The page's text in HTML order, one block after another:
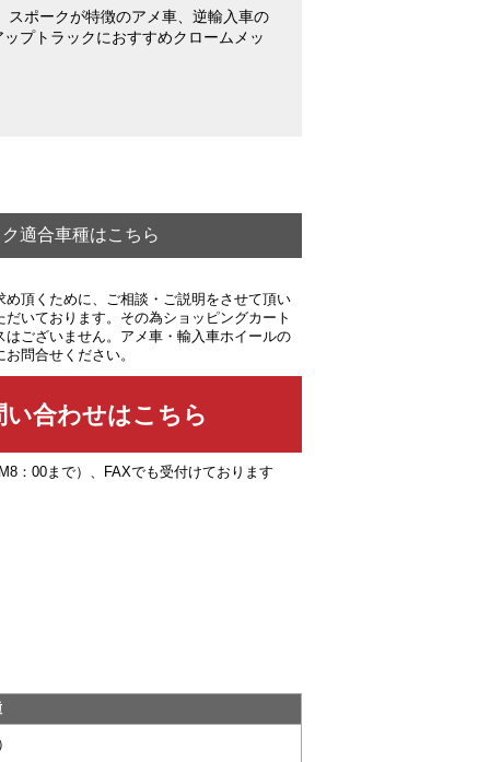
スポークが特徴のアメ車、逆輸入車の
プトラックにおすすめクロームメッ
適合車種はこちら
め頂くために、ご相談・ご説明をさせて頂い
いております。その為ショッピングカート
はございません。アメ車・輸入車ホイールの
問合せください。
：00まで）、FAXでも受付けております